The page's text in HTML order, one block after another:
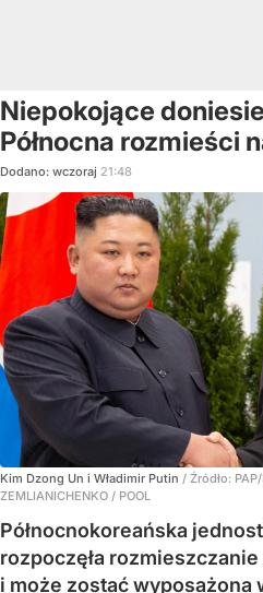
Niepokojące
Północna rozmieści
Dodano: wczoraj 21:48
Kim Dzong Un i Władimir Putin / Źródło:
ZEMLIANICHENKO / POOL
Północnokoreańska
rozpoczęła
i może zostać wyposażona